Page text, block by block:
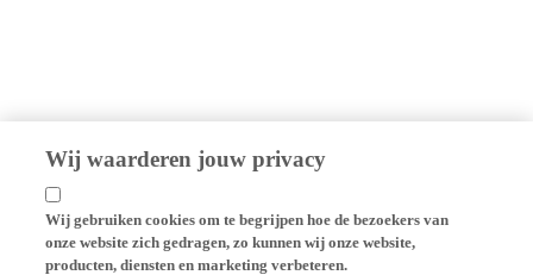
Wij waarderen jouw privacy
Wij gebruiken cookies om te begrijpen hoe de bezoekers van
onze website zich gedragen, zo kunnen wij onze website,
producten, diensten en marketing verbeteren.